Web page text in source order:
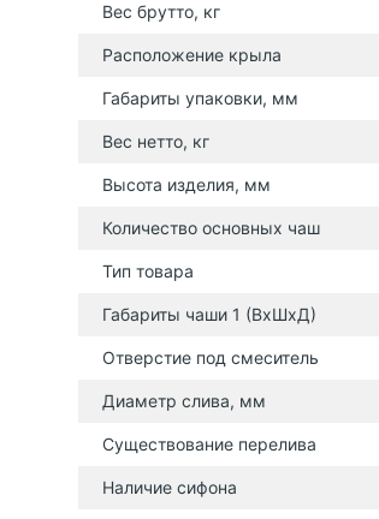
Вес брутто, кг
Расположение крыла
Габариты упаковки, мм
Вес нетто, кг
Высота изделия, мм
Количество основных чаш
Тип товара
Габариты чаши 1 (ВхШхД)
Отверстие под смеситель
Диаметр слива, мм
Существование перелива
Наличие сифона